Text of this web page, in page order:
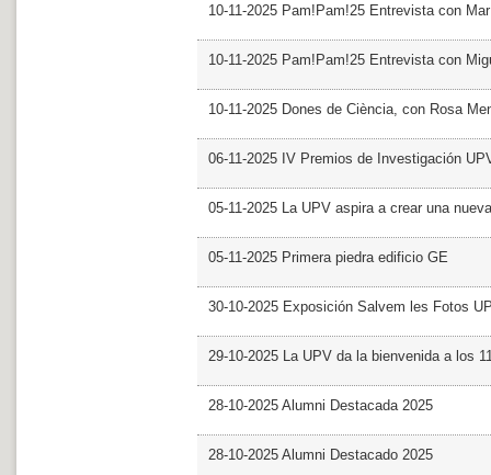
10-11-2025 Pam!Pam!25 Entrevista con
10-11-2025 Pam!Pam!25 Entrevista con
10-11-2025 Dones de Ciència, con Rosa
06-11-2025 IV Premios de Investigación
05-11-2025 La UPV aspira a crear una
05-11-2025 Primera piedra edificio GE
30-10-2025 Exposición Salvem les Fotos
29-10-2025 La UPV da la bienvenida a los
28-10-2025 Alumni Destacada 2025
28-10-2025 Alumni Destacado 2025